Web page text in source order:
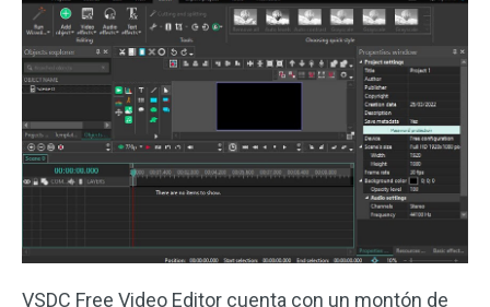
VSDC Free Video Editor cuenta con un montón de